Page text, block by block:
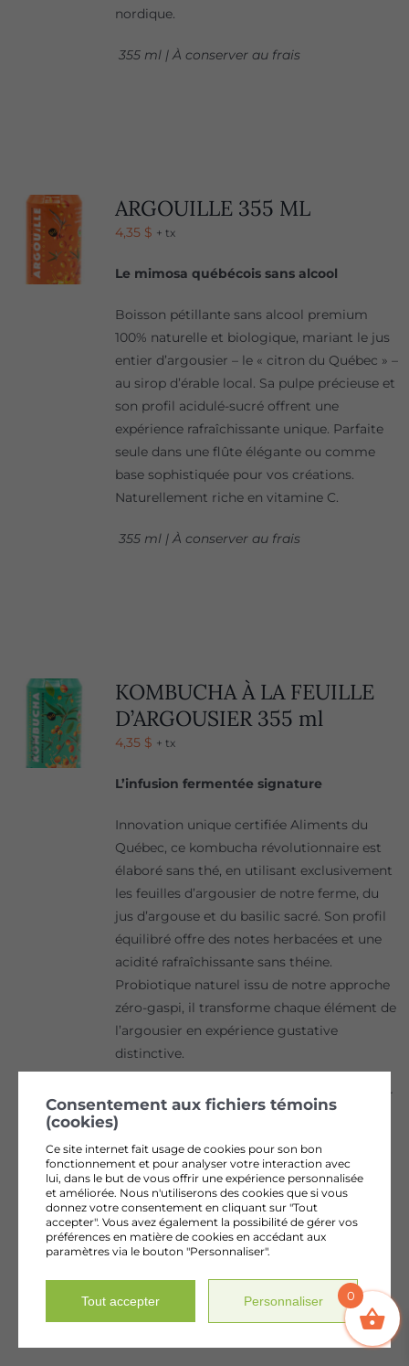
nordique.
355 ml | À conserver au frais
ARGOUILLE 355 ML
4,35 $ + tx
Le mimosa québécois sans alcool
Boisson pétillante sans alcool premium
100% naturelle et biologique, mariant le jus
entier d’argousier – le « citron du Québec » –
au sirop d’érable local. Sa pulpe précieuse et
son profil acidulé-sucré offrent une
expérience rafraîchissante unique. Parfaite
seule dans une flûte élégante ou comme
base sophistiquée pour vos créations.
Naturellement riche en vitamine C.
355 ml | À conserver au frais
KOMBUCHA À LA FEUILLE
D’ARGOUSIER 355 ml
4,35 $ + tx
L’infusion fermentée signature
Innovation unique certifiée Aliments du
Québec, ce kombucha révolutionnaire est
élaboré sans thé, en utilisant exclusivement
les feuilles d’argousier de notre ferme, du
jus d’argouse et du basilic sacré. Son profil
équilibré offre des notes herbacées et une
acidité rafraîchissante sans théine.
Probiotique naturel issu de notre approche
zéro-gaspi, il transforme chaque élément de
l’argousier en expérience gustative
distinctive.
355 ml | Produit fermenté vivant Conserver
au réfrigérateur
D’ARGOUSIER 750 ML
Consentement aux fichiers témoins
(cookies)
Ce site internet fait usage de cookies pour son bon
fonctionnement et pour analyser votre interaction avec
lui, dans le but de vous offrir une expérience personnalisée
et améliorée. Nous n'utiliserons des cookies que si vous
donnez votre consentement en cliquant sur "Tout
accepter". Vous avez également la possibilité de gérer vos
préférences en matière de cookies en accédant aux
paramètres via le bouton "Personnaliser".
Tout accepter Personnaliser 0